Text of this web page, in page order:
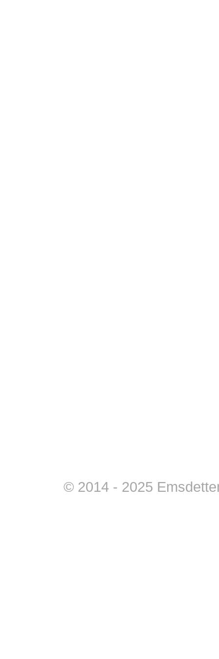
© 2014 - 2025